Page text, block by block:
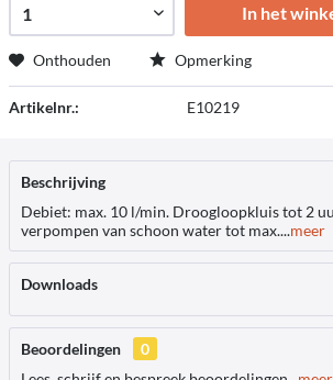
In het
Onthouden Opmerking
Artikelnr.: E10219
Beschrijving
Debiet: max. 10 l/min. Droogloopkluis tot 2
verpompen van schoon water tot max....meer
Downloads
Beoordelingen
0